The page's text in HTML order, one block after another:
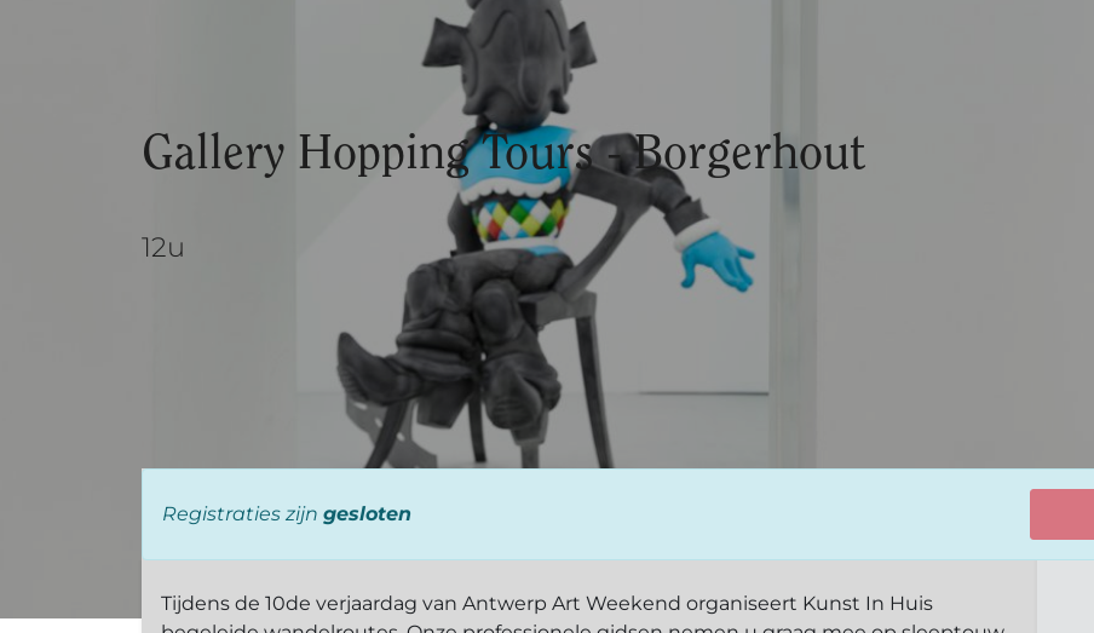
Gallery Hopping Tours - Borgerhout
12u
Registraties zijn gesloten
Tijdens de 10de verjaardag van Antwerp Art Weekend organiseert Kunst In Huis